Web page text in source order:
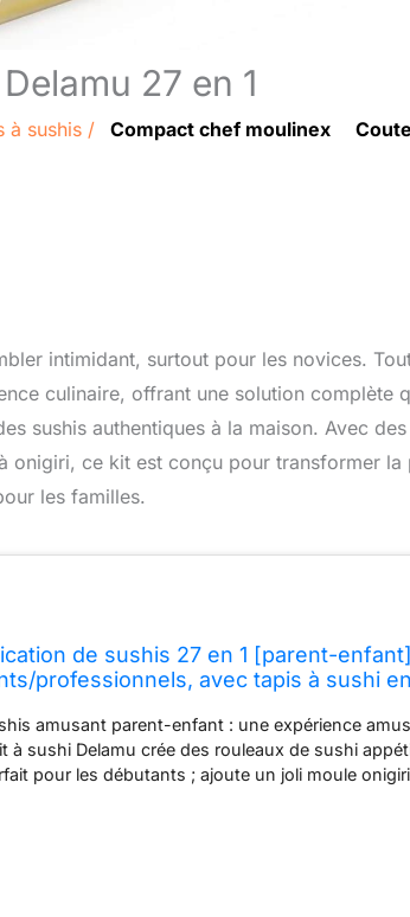
27 en 1
à sushis / Compact chef moulinex
intimidant, surtout pour les novices.
culinaire, offrant une solution complète
sushis authentiques à la maison. Avec
onigiri, ce kit est conçu pour transformer la
les familles.
de sushis 27 en 1 [parent-
professionnels, avec tapis à sushi en
amusant parent-enfant : une expérience
à sushi Delamu crée des rouleaux de sushi
pour les débutants ; ajoute un joli moule
créativité et votre plaisir de raconter des
vous obtiendrez tout ce dont vous avez
nigiri, onigiri ou musubi à tout moment
restaurant Kit de sushis complet 27 en 1 : kit de